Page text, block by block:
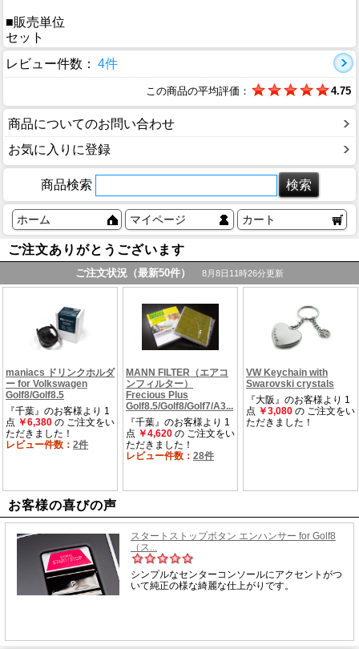
■販売単位
セット
レビュー件数： 4件
この商品の平均評価： 4.75
商品についてのお問い合わせ
お気に入りに登録
商品検索
ホーム マイページ カート
ご注文ありがとうございます
お客様の喜びの声